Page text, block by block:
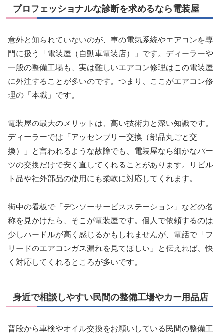
プロフェッショナルな診断を求めるなら電装屋
意外と知られていないのが、車の電気系統やエアコンを専
門に扱う「電装屋（自動車電装店）」です。ディーラーや
一般の整備工場も、実は難しいエアコン修理はこの電装屋
に外注することが多いのです。つまり、ここがエアコン修
理の「本職」です。
電装屋の最大のメリットは、高い技術力と深い知識です。
ディーラーでは「アッセンブリー交換（部品丸ごと交
換）」と言われるような故障でも、電装屋なら細かなパー
ツの交換だけで安く直してくれることがあります。リビル
ト品や社外部品の使用にも柔軟に対応してくれます。
街中の看板で「デンソーサービスステーション」などの名
称を見かけたら、そこが電装屋です。個人で依頼するのは
少しハードルが高く感じるかもしれませんが、電話で「フ
リードのエアコンガス漏れを見てほしい」と伝えれば、快
く対応してくれるところが多いです。
身近で相談しやすい民間の整備工場やカー用品店
普段から車検やオイル交換をお願いしている民間の整備工